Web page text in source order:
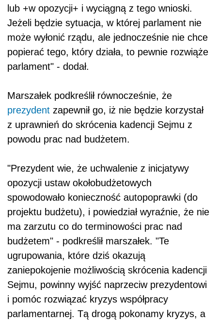
lub +w opozycji+ i wyciągną z tego wnioski.
Jeżeli będzie sytuacja, w której parlament nie
może wyłonić rządu, ale jednocześnie nie chce
popierać tego, który działa, to pewnie rozwiąże
parlament" - dodał.
Marszałek podkreślił równocześnie, że
prezydent zapewnił go, iż nie będzie korzystał
z uprawnień do skrócenia kadencji Sejmu z
powodu prac nad budżetem.
"Prezydent wie, że uchwalenie z inicjatywy
opozycji ustaw okołobudżetowych
spowodowało konieczność autopoprawki (do
projektu budżetu), i powiedział wyraźnie, że nie
ma zarzutu co do terminowości prac nad
budżetem" - podkreślił marszałek. "Te
ugrupowania, które dziś okazują
zaniepokojenie możliwością skrócenia kadencji
Sejmu, powinny wyjść naprzeciw prezydentowi
i pomóc rozwiązać kryzys współpracy
parlamentarnej. Tą drogą pokonamy kryzys, a